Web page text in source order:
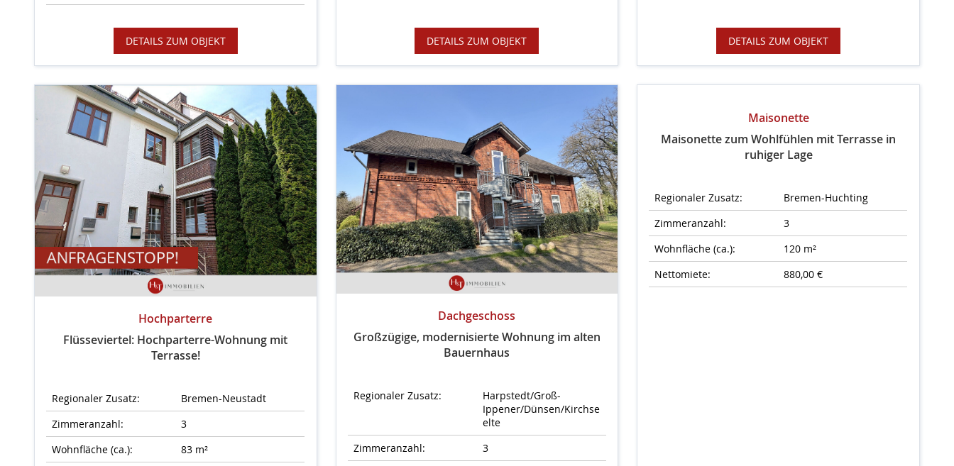
DETAILS ZUM OBJEKT DETAILS ZUM OBJEKT DETAILS ZUM OBJEKT
Hochparterre
Flüsseviertel: Hochparterre-Wohnung mit
Terrasse!
Regionaler Zusatz:
Bremen-Neustadt
Zimmeranzahl:
3
Wohnfläche (ca.):
83 m²
Dachgeschoss
Großzügige, modernisierte Wohnung im alten
Bauernhaus
Regionaler Zusatz:
Harpstedt/Groß-
Ippener/Dünsen/Kirchse
elte
Zimmeranzahl:
3
Maisonette
Maisonette zum Wohlfühlen mit Terrasse in
ruhiger Lage
Regionaler Zusatz:
Bremen-Huchting
Zimmeranzahl:
3
Wohnfläche (ca.):
120 m²
Nettomiete:
880,00 €